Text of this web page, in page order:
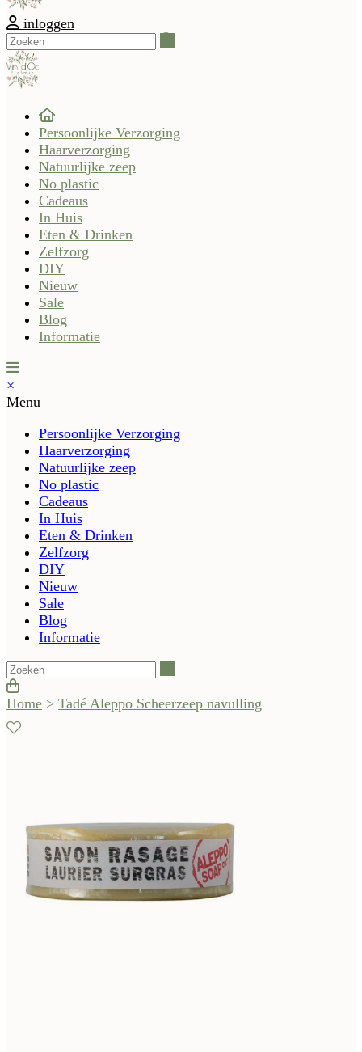
inloggen
Persoonlijke Verzorging
Haarverzorging
Natuurlijke zeep
No plastic
Cadeaus
In Huis
Eten & Drinken
Zelfzorg
DIY
Nieuw
Sale
Blog
Informatie
×
Menu
Persoonlijke Verzorging
Haarverzorging
Natuurlijke zeep
No plastic
Cadeaus
In Huis
Eten & Drinken
Zelfzorg
DIY
Nieuw
Sale
Blog
Informatie
Home > Tadé Aleppo Scheerzeep navulling